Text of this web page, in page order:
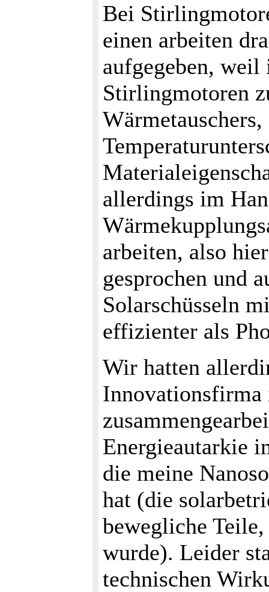
Bei
einen arbeiten
aufgegeben, weil
Stirlingmotoren
allerdings im
arbeiten, also
gesprochen und
Solarschüsseln
effizienter als
Wir hatten
Energieautarkie
die meine
hat (die
bewegliche
wurde). Leider
technischen